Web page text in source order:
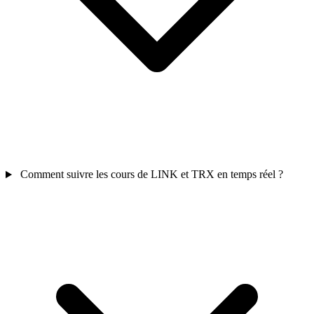
Comment suivre les cours de LINK et TRX en temps réel ?